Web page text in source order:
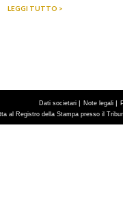
LEGGI TUTTO >
Dati societari | Note legali |
al Registro della Stampa presso il